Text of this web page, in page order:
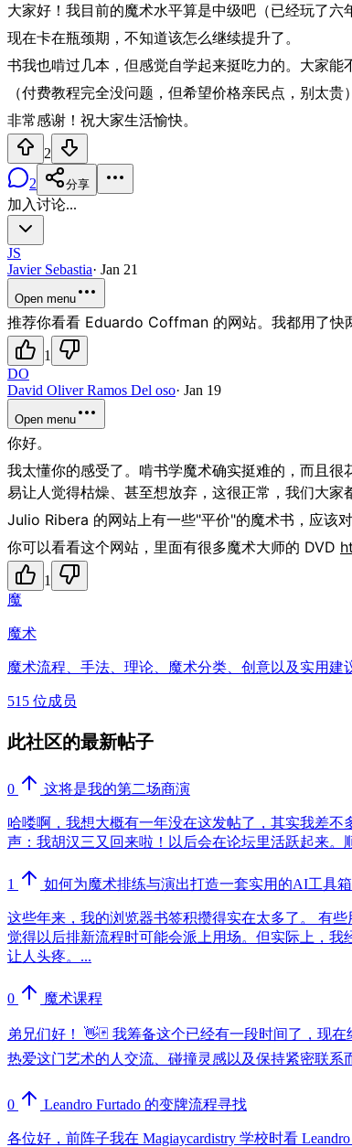
大家好！我目前的魔术水平算是中级吧（已经玩了六
现在卡在瓶颈期，不知道该怎么继续提升了。
书我也啃过几本，但感觉自学起来挺吃力的。大家
（付费教程完全没问题，但希望价格亲民点，别太贵）
非常感谢！祝大家生活愉快。
2
2
分享
加入讨论...
JS
Javier Sebastia· Jan 21
Open menu
推荐你看看 Eduardo Coffman 的网站。我都用了快
1
DO
David Oliver Ramos Del oso· Jan 19
Open menu
你好。
我太懂你的感受了。啃书学魔术确实挺难的，而且
易让人觉得枯燥、甚至想放弃，这很正常，我们大家
Julio Ribera 的网站上有一些"平价"的魔术书，应该
你可以看看这个网站，里面有很多魔术大师的 DVD
1
魔
魔术
魔术流程、手法、理论、魔术分类、创意以及实用建
515 位成员
此社区的最新帖子
0 这将是我的第二场商演
哈喽啊，我想大概有一年没在这发帖了，其实我差
声：我胡汉三又回来啦！以后会在论坛里活跃起来。
1 如何为魔术排练与演出打造一套实用的AI工具箱
这些年来，我的浏览器书签积攒得实在太多了。 有
觉得以后排新流程时可能会派上用场。但实际上，
让人头疼。...
0 魔术课程
弟兄们好！ 👋🃏 我筹备这个已经有一段时间了，现
热爱这门艺术的人交流、碰撞灵感以及保持紧密联系
0 Leandro Furtado 的变牌流程寻找
各位好，前阵子我在 Magiaycardistry 学校时看